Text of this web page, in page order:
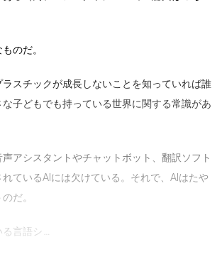
のだ。
ラスチックが成長しないことを知っていれば誰
子どもでも持っている世界に関する常識があ
アシスタントやチャットボット、翻訳ソフト
ているAIには欠けている。それで、AIはたや
だ。
言語シ …